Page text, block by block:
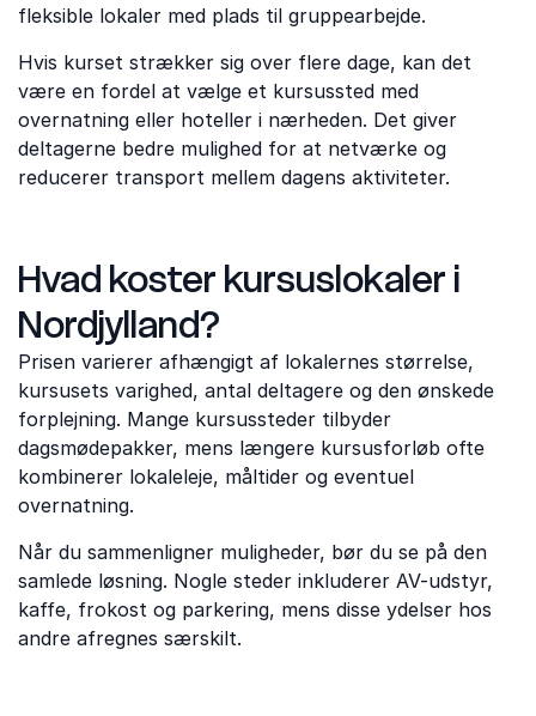
fleksible lokaler med plads til gruppearbejde.
Hvis kurset strækker sig over flere dage, kan det
være en fordel at vælge et kursussted med
overnatning eller hoteller i nærheden. Det giver
deltagerne bedre mulighed for at netværke og
reducerer transport mellem dagens aktiviteter.
Hvad koster kursuslokaler i
Nordjylland?
Prisen varierer afhængigt af lokalernes størrelse,
kursusets varighed, antal deltagere og den ønskede
forplejning. Mange kursussteder tilbyder
dagsmødepakker, mens længere kursusforløb ofte
kombinerer lokaleleje, måltider og eventuel
overnatning.
Når du sammenligner muligheder, bør du se på den
samlede løsning. Nogle steder inkluderer AV-udstyr,
kaffe, frokost og parkering, mens disse ydelser hos
andre afregnes særskilt.